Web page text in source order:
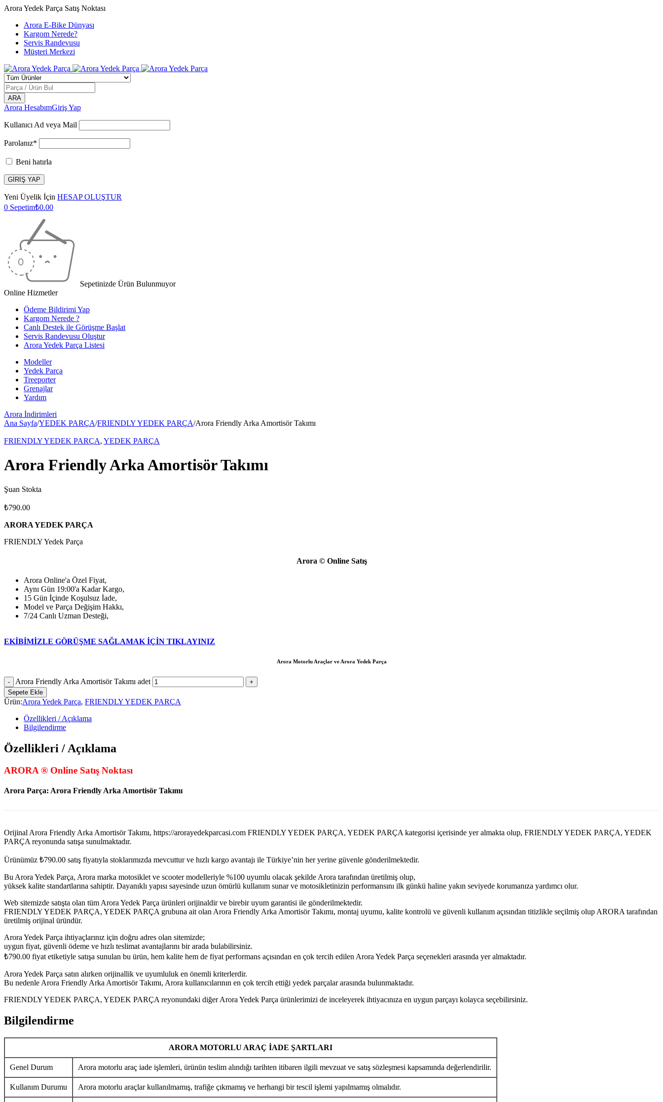
Arora Yedek Parça Satış Noktası
Arora E-Bike Dünyası
Kargom Nerede?
Servis Randevusu
Müşteri Merkezi
Arora HesabımGiriş Yap
Kullanıcı Ad veya Mail
Parolanız*
Beni hatırla
Yeni Üyelik İçin HESAP OLUŞTUR
0 Sepetim₺0.00
Sepetinizde Ürün Bulunmuyor
Online Hizmetler
Ödeme Bildirimi Yap
Kargom Nerede ?
Canlı Destek ile Görüşme Başlat
Servis Randevusu Oluştur
Arora Yedek Parça Listesi
Modeller
Yedek Parça
Treeporter
Grenajlar
Yardım
Arora İndirimleri
Ana Sayfa/YEDEK PARÇA/FRIENDLY YEDEK PARÇA/Arora Friendly Arka Amortisör Takımı
FRIENDLY YEDEK PARÇA, YEDEK PARÇA
Arora Friendly Arka Amortisör Takımı
Şuan Stokta
₺790.00
ARORA YEDEK PARÇA
FRIENDLY Yedek Parça
Arora © Online Satış
Arora Online'a Özel Fiyat,
Aynı Gün 19:00'a Kadar Kargo,
15 Gün İçinde Koşulsuz İade,
Model ve Parça Değişim Hakkı,
7/24 Canlı Uzman Desteği,
EKİBİMİZLE GÖRÜŞME SAĞLAMAK İÇİN TIKLAYINIZ
Arora Motorlu Araçlar ve Arora Yedek Parça
Arora Friendly Arka Amortisör Takımı adet
Sepete Ekle
Ürün:Arora Yedek Parça, FRIENDLY YEDEK PARÇA
Özellikleri / Açıklama
Bilgilendirme
Özellikleri / Açıklama
ARORA ® Online Satış Noktası
Arora Parça: Arora Friendly Arka Amortisör Takımı
Orijinal Arora Friendly Arka Amortisör Takımı, https://arorayedekparcasi.com FRIENDLY YEDEK PARÇA, YEDEK PARÇA kategorisi içerisinde yer almakta olup, FRIENDLY YEDEK PARÇA, YEDEK
PARÇA reyonunda satışa sunulmaktadır.
Ürünümüz ₺790.00 satış fiyatıyla stoklarımızda mevcuttur ve hızlı kargo avantajı ile Türkiye’nin her yerine güvenle gönderilmektedir.
Bu Arora Yedek Parça, Arora marka motosiklet ve scooter modelleriyle %100 uyumlu olacak şekilde Arora tarafından üretilmiş olup,
yüksek kalite standartlarına sahiptir. Dayanıklı yapısı sayesinde uzun ömürlü kullanım sunar ve motosikletinizin performansını ilk günkü haline yakın seviyede korumanıza yardımcı olur.
Web sitemizde satışta olan tüm Arora Yedek Parça ürünleri orijinaldir ve birebir uyum garantisi ile gönderilmektedir.
FRIENDLY YEDEK PARÇA, YEDEK PARÇA grubuna ait olan Arora Friendly Arka Amortisör Takımı, montaj uyumu, kalite kontrolü ve güvenli kullanım açısından titizlikle seçilmiş olup ARORA tarafından
üretilmiş orijinal üründür.
Arora Yedek Parça ihtiyaçlarınız için doğru adres olan sitemizde;
uygun fiyat, güvenli ödeme ve hızlı teslimat avantajlarını bir arada bulabilirsiniz.
₺790.00 fiyat etiketiyle satışa sunulan bu ürün, hem kalite hem de fiyat performans açısından en çok tercih edilen Arora Yedek Parça seçenekleri arasında yer almaktadır.
Arora Yedek Parça satın alırken orijinallik ve uyumluluk en önemli kriterlerdir.
Bu nedenle Arora Friendly Arka Amortisör Takımı, Arora kullanıcılarının en çok tercih ettiği yedek parçalar arasında bulunmaktadır.
FRIENDLY YEDEK PARÇA, YEDEK PARÇA reyonundaki diğer Arora Yedek Parça ürünlerimizi de inceleyerek ihtiyacınıza en uygun parçayı kolayca seçebilirsiniz.
Bilgilendirme
ARORA MOTORLU ARAÇ İADE ŞARTLARI
Genel Durum Arora motorlu araç iade işlemleri, ürünün teslim alındığı tarihten itibaren ilgili mevzuat ve satış sözleşmesi kapsamında değerlendirilir.
Kullanım Durumu Arora motorlu araçlar kullanılmamış, trafiğe çıkmamış ve herhangi bir tescil işlemi yapılmamış olmalıdır.